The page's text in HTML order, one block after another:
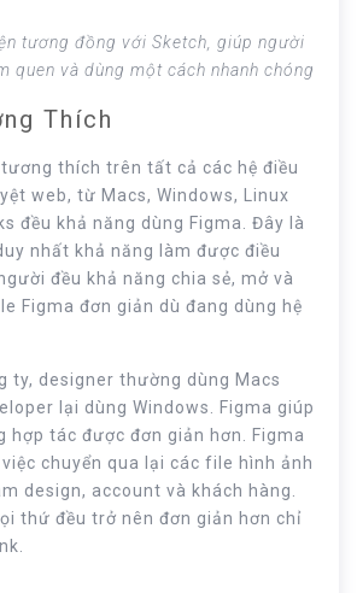
tương đồng với Sketch, giúp người
quen và dùng một cách nhanh chóng
Thích
thích trên tất cả các hệ điều
web, từ Macs, Windows, Linux
đều khả năng dùng Figma. Đây là
nhất khả năng làm được điều
đều khả năng chia sẻ, mở và
Figma đơn giản dù đang dùng hệ
ty, designer thường dùng Macs
lại dùng Windows. Figma giúp
hợp tác được đơn giản hơn. Figma
chuyển qua lại các file hình ảnh
design, account và khách hàng.
thứ đều trở nên đơn giản hơn chỉ